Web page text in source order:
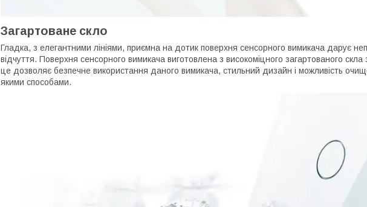
Загартоване скло
Гладка, з елегантними лініями, приємна на дотик поверхня сенсорного вимикача дарує
відчуття. Поверхня сенсорного вимикача виготовлена з високоміцного загартованого
це дозволяє безпечне використання даного вимикача, стильний дизайн і можливість
якими способами.